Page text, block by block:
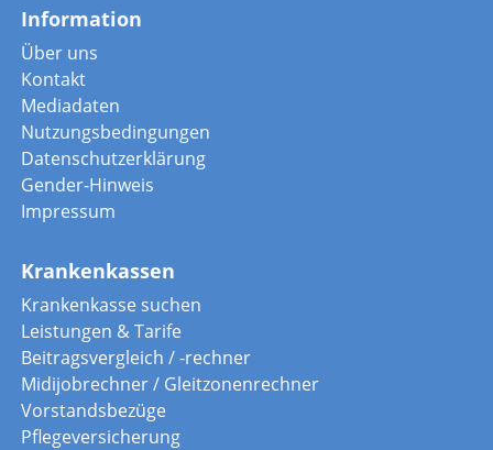
Information
Über uns
Kontakt
Mediadaten
Nutzungsbedingungen
Datenschutzerklärung
Gender-Hinweis
Impressum
Krankenkassen
Krankenkasse suchen
Leistungen & Tarife
Beitragsvergleich / -rechner
Midijobrechner / Gleitzonenrechner
Vorstandsbezüge
Pflegeversicherung